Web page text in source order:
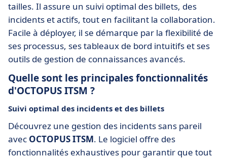
tailles. Il assure un suivi optimal des billets, des
incidents et actifs, tout en facilitant la collaboration.
Facile à déployer, il se démarque par la flexibilité de
ses processus, ses tableaux de bord intuitifs et ses
outils de gestion de connaissances avancés.
Quelle sont les principales fonctionnalités
d'OCTOPUS ITSM ?
Suivi optimal des incidents et des billets
Découvrez une gestion des incidents sans pareil
avec OCTOPUS ITSM. Le logiciel offre des
fonctionnalités exhaustives pour garantir que tout